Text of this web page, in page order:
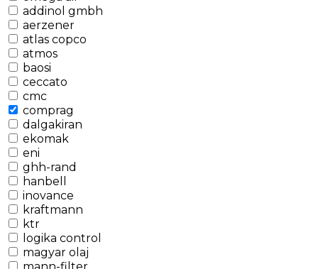
addinol gmbh
aerzener
atlas copco
atmos
baosi
ceccato
cmc
comprag
dalgakiran
ekomak
eni
ghh-rand
hanbell
inovance
kraftmann
ktr
logika control
magyar olaj